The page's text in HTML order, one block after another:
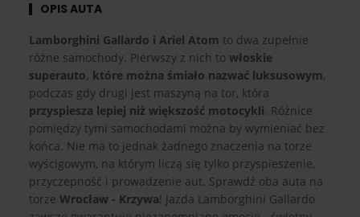
OPIS AUTA
Lamborghini Gallardo i Ariel Atom to dwa zupełnie
różne samochody. Pierwszy z nich to włoskie
superauto, które można śmiało nazwać luksusowym,
podczas gdy drugi jest maszyną na tor, która
przyspiesza lepiej niż większość motocykli. Różnice
pomiędzy tymi samochodami można by wymieniać bez
końca. Nie ma to jednak żadnego znaczenia na torze
wyścigowym, na którym liczą się tylko przyspieszenie,
przyczepność i prowadzenie aut. Sprawdź oba auta na
torze Wrocław - Krzywa! Jazda Lamborghini Gallardo